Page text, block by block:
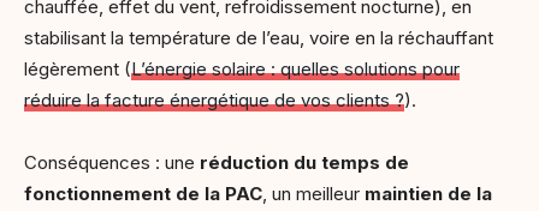
chauffée, effet du vent, refroidissement nocturne), en
stabilisant la température de l’eau, voire en la réchauffant
légèrement (L’énergie solaire : quelles solutions pour
réduire la facture énergétique de vos clients ?).
Conséquences : une réduction du temps de
fonctionnement de la PAC, un meilleur maintien de la